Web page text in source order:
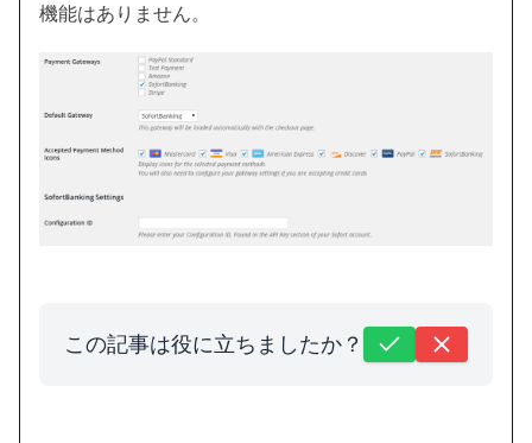
機能はありません。
この記事は役に立ちましたか？